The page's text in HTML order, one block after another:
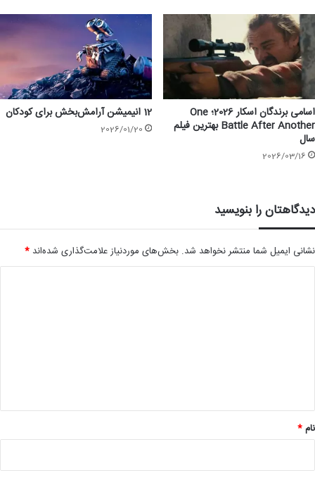
اسامی برندگان اسکار 2026؛ One
Battle After Another بهترین فیلم
سال
2026/03/16
12 انیمیشن آرامش‌بخش برای کودکان
2026/01/20
دیدگاهتان را بنویسید
نشانی ایمیل شما منتشر نخواهد شد. بخش‌های موردنیاز علامت‌گذاری شده‌اند *
نام*